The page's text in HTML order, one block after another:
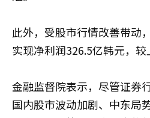
此外，受股市行情改善带动
实现净利润326.5亿韩元，较
金融监督院表示，尽管证券
国内股市波动加剧、中东局